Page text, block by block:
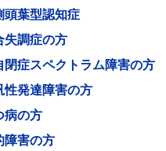
葉型認知症
調症の方
症スペクトラム障害の方
発達障害の方
病の方
害の方